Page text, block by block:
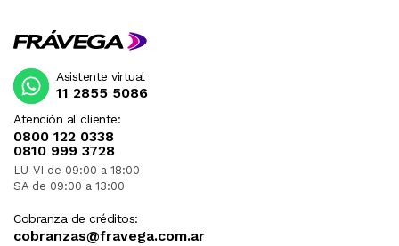
Atención al cliente:
0800 122 0338
0810 999 3728
LU-VI de 09:00 a 18:00
SA de 09:00 a 13:00
Cobranza de créditos:
cobranzas@fravega.com.ar
Asistente virtual
11 2855 5086